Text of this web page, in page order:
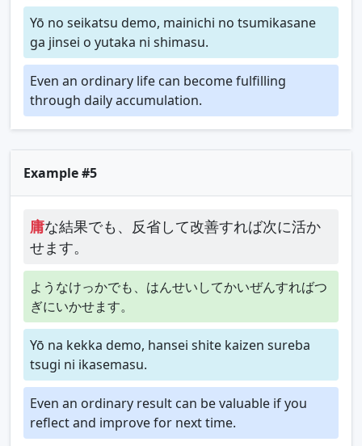
Yō no seikatsu demo, mainichi no tsumikasane
ga jinsei o yutaka ni shimasu.
Even an ordinary life can become fulfilling
through daily accumulation.
Example #5
庸な結果でも、反省して改善すれば次に活か
せます。
ようなけっかでも、はんせいしてかいぜんすればつ
ぎにいかせます。
Yō na kekka demo, hansei shite kaizen sureba
tsugi ni ikasemasu.
Even an ordinary result can be valuable if you
reflect and improve for next time.